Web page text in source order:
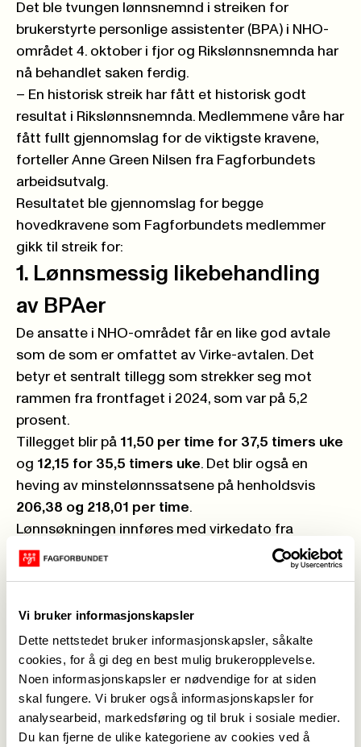
Vi bruker informasjonskapsler
Dette nettstedet bruker informasjonskapsler, såkalte
cookies, for å gi deg en best mulig brukeropplevelse.
Noen informasjonskapsler er nødvendige for at siden
skal fungere. Vi bruker også informasjonskapsler for
analysearbeid, markedsføring og til bruk i sosiale medier.
Du kan fjerne de ulike kategoriene av cookies ved å
Det ble tvungen lønnsnemnd i streiken for
brukerstyrte personlige assistenter (BPA) i NHO-
området 4. oktober i fjor og Rikslønnsnemnda har
nå behandlet saken ferdig.
– En historisk streik har fått et historisk godt
resultat i Rikslønnsnemnda. Medlemmene våre har
fått fullt gjennomslag for de viktigste kravene,
forteller Anne Green Nilsen fra Fagforbundets
arbeidsutvalg.
Resultatet ble gjennomslag for begge
hovedkravene som Fagforbundets medlemmer
gikk til streik for:
1. Lønnsmessig likebehandling
av BPAer
De ansatte i NHO-området får en like god avtale
som de som er omfattet av Virke-avtalen. Det
betyr et sentralt tillegg som strekker seg mot
rammen fra frontfaget i 2024, som var på 5,2
prosent.
Tillegget blir på 11,50 per time for 37,5 timers uke
og 12,15 for 35,5 timers uke. Det blir også en
heving av minstelønnssatsene på henholdsvis
206,38 og 218,01 per time.
Lønnsøkningen innføres med virkedato fra
streikens slutt, det vil si 4. oktober 2024.
– Det skulle jo bare mangle at BPAer i NHO skulle
er riktignok litt senere enn vanlig på grunn av
streiken, men for framtida er dette et veldig godt
resultat. Og med likeverdige avtaler så unngår vi
konkurransevridning mellom områdene,
understreker Anne Green Nilsen.
2. Innføring av